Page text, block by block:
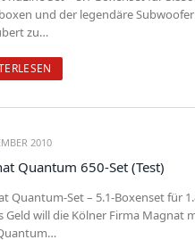
und der legendäre Subwoofer
zu…
2010
Quantum 650-Set (Test)
Quantum-Set – 5.1-Boxenset für
Geld will die Kölner Firma Magnat